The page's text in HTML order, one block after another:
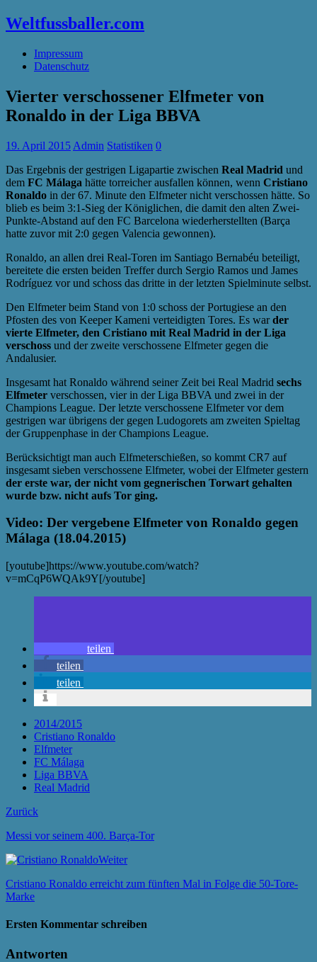
Weltfussballer.com
Impressum
Datenschutz
Vierter verschossener Elfmeter von
Ronaldo in der Liga BBVA
19. April 2015 Admin Statistiken 0
Das Ergebnis der gestrigen Ligapartie zwischen Real Madrid und
dem FC Málaga hätte torreicher ausfallen können, wenn Cristiano
Ronaldo in der 67. Minute den Elfmeter nicht verschossen hätte. So
blieb es beim 3:1-Sieg der Königlichen, die damit den alten Zwei-
Punkte-Abstand auf den FC Barcelona wiederherstellten (Barça
hatte zuvor mit 2:0 gegen Valencia gewonnen).
Ronaldo, an allen drei Real-Toren im Santiago Bernabéu beteiligt,
bereitete die ersten beiden Treffer durch Sergio Ramos und James
Rodríguez vor und schoss das dritte in der letzten Spielminute selbst.
Den Elfmeter beim Stand von 1:0 schoss der Portugiese an den
Pfosten des von Keeper Kameni verteidigten Tores. Es warder
vierte Elfmeter, den Cristiano mit Real Madrid in der Liga
verschoss und der zweite verschossene Elfmeter gegen die
Andalusier.
Insgesamt hat Ronaldo während seiner Zeit bei Real Madrid sechs
Elfmeter verschossen, vier in der Liga BBVA und zwei in der
Champions League. Der letzte verschossene Elfmeter vor dem
gestrigen war übrigens der gegen Ludogorets am zweiten Spieltag
der Gruppenphase in der Champions League.
Berücksichtigt man auch Elfmeterschießen, so kommt CR7 auf
insgesamt sieben verschossene Elfmeter, wobei der Elfmeter gestern
der erste war, der nicht vom gegnerischen Torwart gehalten
wurde bzw. nicht aufs Tor ging.
Video: Der vergebene Elfmeter von Ronaldo gegen
Málaga (18.04.2015)
[youtube]https://www.youtube.com/watch?
v=mCqP6WQAk9Y[/youtube]
teilen
teilen
teilen
2014/2015
Cristiano Ronaldo
Elfmeter
FC Málaga
Liga BBVA
Real Madrid
Zurück
Messi vor seinem 400. Barça-Tor
Weiter
Cristiano Ronaldo erreicht zum fünften Mal in Folge die 50-Tore-
Marke
Ersten Kommentar schreiben
Antworten